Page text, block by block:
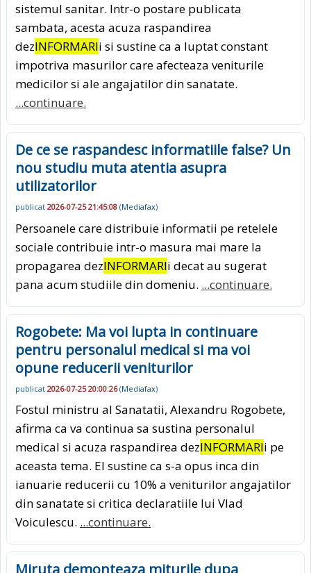
sistemul sanitar. Intr-o postare publicata
sambata, acesta acuza raspandirea
dezINFORMARIi si sustine ca a luptat constant
impotriva masurilor care afecteaza veniturile
medicilor si ale angajatilor din sanatate.
...continuare.
De ce se raspandesc informatiile false? Un
nou studiu muta atentia asupra
utilizatorilor
publicat 2026-07-25 21:45:08 (Mediafax)
Persoanele care distribuie informatii pe retelele
sociale contribuie intr-o masura mai mare la
propagarea dezINFORMARIi decat au sugerat
pana acum studiile din domeniu. ...continuare.
Rogobete: Ma voi lupta in continuare
pentru personalul medical si ma voi
opune reducerii veniturilor
publicat 2026-07-25 20:00:26(Mediafax)
Fostul ministru al Sanatatii, Alexandru Rogobete,
afirma ca va continua sa sustina personalul
medical si acuza raspandirea dezINFORMARIi pe
aceasta tema. El sustine ca s-a opus inca din
ianuarie reducerii cu 10% a veniturilor angajatilor
din sanatate si critica declaratiile lui Vlad
Voiculescu. ...continuare.